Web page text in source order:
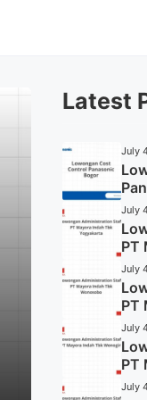
July
Mencari
Auditor di
Latest
July
July
PT
July
PT
July
PT
July